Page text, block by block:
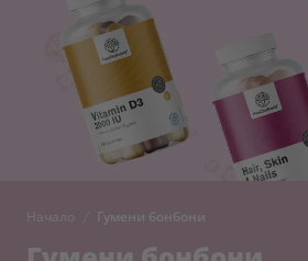
Начало Гумени бонбони